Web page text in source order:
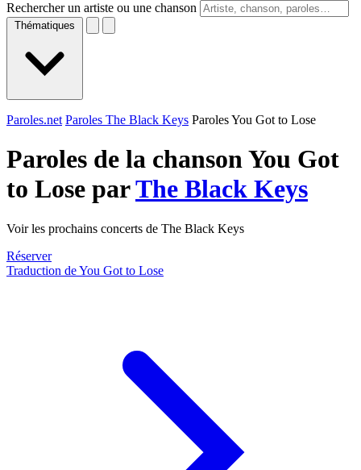
Rechercher un artiste ou une chanson
Thématiques
Paroles.net Paroles The Black Keys Paroles You Got to Lose
Paroles de la chanson You Got
to Lose parThe Black Keys
Voir les prochains concerts de The Black Keys
Réserver
Traduction de You Got to Lose